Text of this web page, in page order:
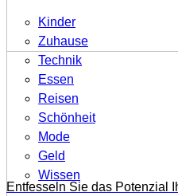
Entfesseln Sie das Potenzial
Kinder
Zuhause
Technik
Essen
Reisen
Schönheit
Mode
Geld
Wissen